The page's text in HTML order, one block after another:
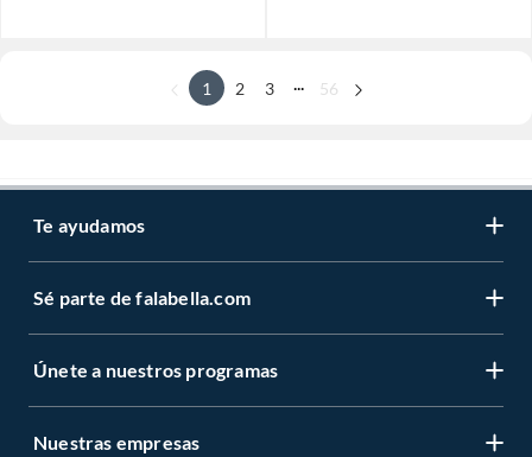
1 2 3 56
Te ayudamos
Sé parte de falabella.com
Únete a nuestros programas
Nuestras empresas